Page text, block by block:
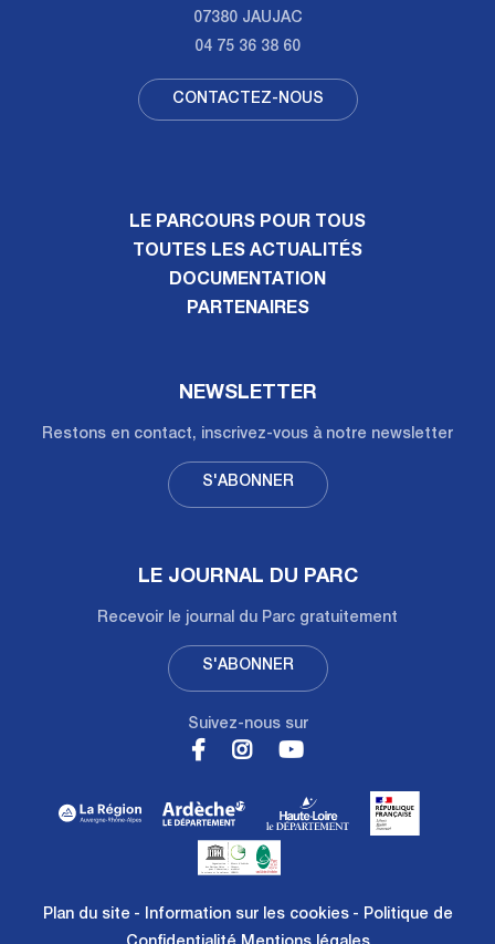
07380 JAUJAC
04 75 36 38 60
CONTACTEZ-NOUS
LE PARCOURS POUR TOUS
TOUTES LES ACTUALITÉS
DOCUMENTATION
PARTENAIRES
NEWSLETTER
Restons en contact, inscrivez-vous à notre newsletter
S'ABONNER
LE JOURNAL DU PARC
Recevoir le journal du Parc gratuitement
S'ABONNER
Suivez-nous sur
Plan du site Information sur les cookies
Politique de